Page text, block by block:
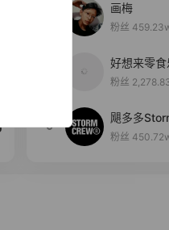
画梅
粉丝
好想来零
粉丝
5
飓多多
粉丝